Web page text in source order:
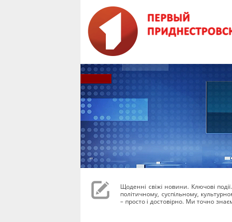
Щоденні свіжі новини. Ключові
політичному, суспільному,
– просто і достовірно. Ми точно